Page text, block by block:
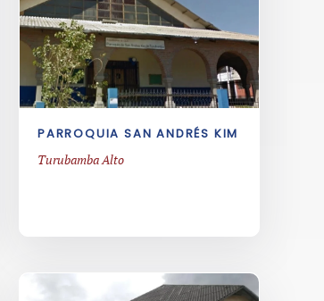
PARROQUIA SAN ANDRÉS KIM
Turubamba Alto